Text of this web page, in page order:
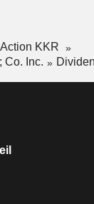
Action KKR
Co. Inc.